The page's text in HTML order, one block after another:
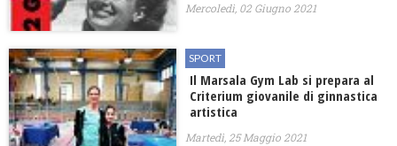
Mercoledì, 02 Giugno 2021
SPORT
Il Marsala Gym Lab si prepara al
Criterium giovanile di ginnastica
artistica
Martedì, 25 Maggio 2021